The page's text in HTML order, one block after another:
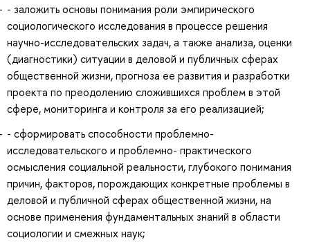
- заложить основы понимания роли эмпирического
социологического исследования в процессе решения
научно-исследовательских задач, а также анализа, оценки
(диагностики) ситуации в деловой и публичных сферах
общественной жизни, прогноза ее развития и разработки
проекта по преодолению сложившихся проблем в этой
сфере, мониторинга и контроля за его реализацией;
- сформировать способности проблемно-
исследовательского и проблемно- практического
осмысления социальной реальности, глубокого понимания
причин, факторов, порождающих конкретные проблемы в
деловой и публичной сферах общественной жизни, на
основе применения фундаментальных знаний в области
социологии и смежных наук;